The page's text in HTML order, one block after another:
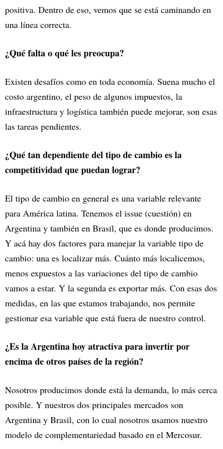
positiva. Dentro de eso, vemos que se está caminando en
una línea correcta.
¿Qué falta o qué les preocupa?
Existen desafíos como en toda economía. Suena mucho el
costo argentino, el peso de algunos impuestos, la
infraestructura y logística también puede mejorar, son esas
las tareas pendientes.
¿Qué tan dependiente del tipo de cambio es la
competitividad que puedan lograr?
El tipo de cambio en general es una variable relevante
para América latina. Tenemos el issue (cuestión) en
Argentina y también en Brasil, que es donde producimos.
Y acá hay dos factores para manejar la variable tipo de
cambio: una es localizar más. Cuánto más localicemos,
menos expuestos a las variaciones del tipo de cambio
vamos a estar. Y la segunda es exportar más. Con esas dos
medidas, en las que estamos trabajando, nos permite
gestionar esa variable que está fuera de nuestro control.
¿Es la Argentina hoy atractiva para invertir por
encima de otros países de la región?
Nosotros producimos donde está la demanda, lo más cerca
posible. Y nuestros dos principales mercados son
Argentina y Brasil, con lo cual nosotros usamos nuestro
modelo de complementariedad basado en el Mercosur.